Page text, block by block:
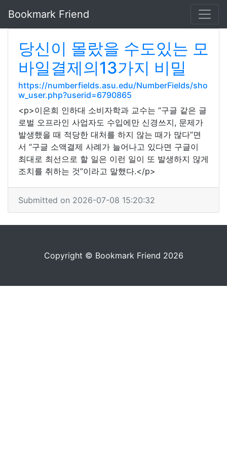
Bookmark Friend
당신이 몰랐을 수도있는 모
바일결제의13가지 비밀
https://numberfields.asu.edu/NumberFields/sho
w_user.php?userid=6790865
<p>이은희 인하대 소비자학과 교수는 “구글 같은 글
로벌 오프라인 사업자도 수입에만 신경쓰지, 문제가
발생했을 때 적당한 대처를 하지 않는 때가 많다”면
서 “구글 소액결제 사례가 늘어나고 있다면 구글이
최대로 최선으로 할 일은 이런 일이 또 발생하지 않게
조치를 취하는 것”이라고 말했다.</p>
Submitted on 2026-07-08 15:20:32
Copyright © Bookmark Friend 2026